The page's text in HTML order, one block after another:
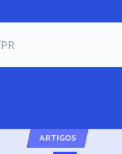
ARTIGOS